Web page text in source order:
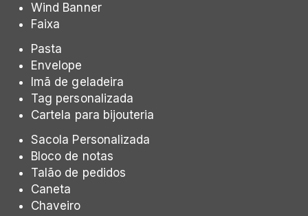
Wind Banner
Faixa
Pasta
Envelope
Imã de geladeira
Tag personalizada
Cartela para bijouteria
Sacola Personalizada
Bloco de notas
Talão de pedidos
Caneta
Chaveiro